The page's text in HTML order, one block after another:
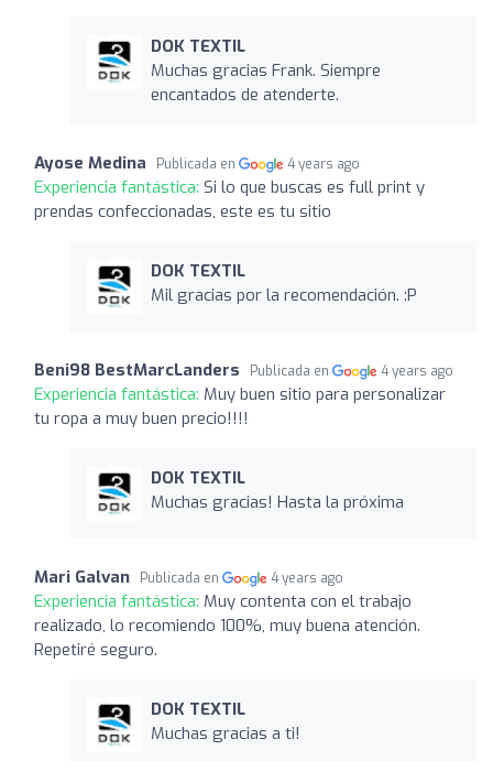
DOK TEXTIL
Muchas gracias Frank. Siempre
encantados de atenderte.
Ayose Medina Publicada en 4 years ago
Experiencia fantástica: Si lo que buscas es full print y
prendas confeccionadas, este es tu sitio
DOK TEXTIL
Mil gracias por la recomendación. :P
Beni98 BestMarcLanders Publicada en 4 years ago
Experiencia fantástica: Muy buen sitio para personalizar
tu ropa a muy buen precio!!!!
DOK TEXTIL
Muchas gracias! Hasta la próxima
Mari Galvan Publicada en 4 years ago
Experiencia fantástica: Muy contenta con el trabajo
realizado, lo recomiendo 100%, muy buena atención.
Repetiré seguro.
DOK TEXTIL
Muchas gracias a ti!